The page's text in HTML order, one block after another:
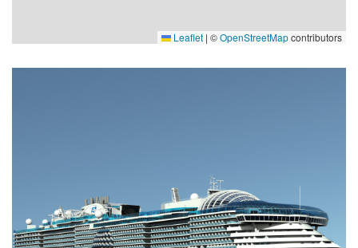
Leaflet | ©OpenStreetMapcontributors